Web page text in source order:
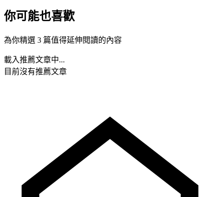
你可能也喜歡
為你精選 3 篇值得延伸閱讀的內容
載入推薦文章中...
目前沒有推薦文章